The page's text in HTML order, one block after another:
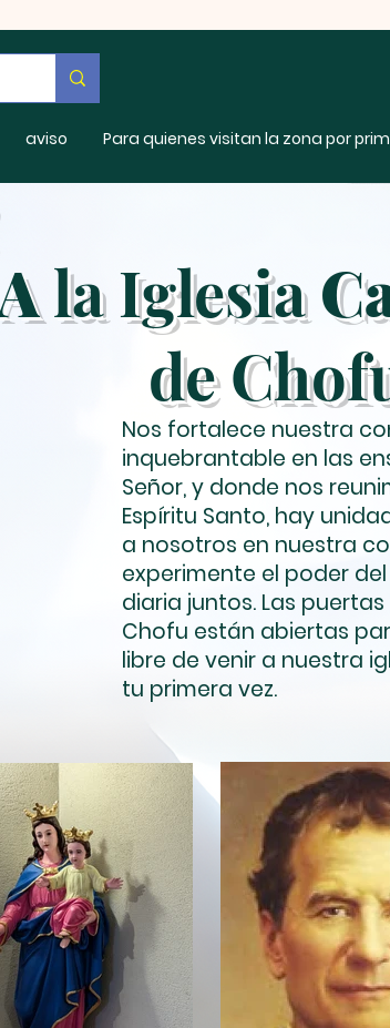
aviso Para quienes visitan la zona por
la Iglesia
de
Nos fortalece nuestra
inquebrantable en las
Señor, y donde nos
Espíritu Santo, hay
a nosotros en nuestra
experimente el poder
diaria juntos. Las
Chofu están abiertas
libre de venir a nuestra
tu primera vez.